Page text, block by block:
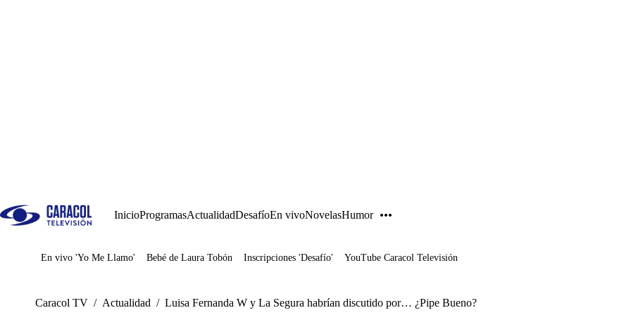
InicioProgramasActualidadDesafíoEn vivoNovelasHumor
Juegos
En vivo 'Yo Me Llamo' Bebé de Laura Tobón Inscripciones 'Desafío' YouTube Caracol Televisión
Caracol TV / Actualidad / Luisa Fernanda W y La Segura habrían discutido por… ¿Pipe Bueno?